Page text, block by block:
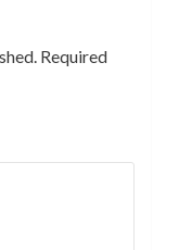
Required